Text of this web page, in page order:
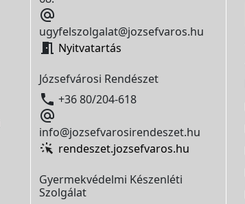

ugyfelszolgalat@jozsefvaros.hu
 Nyitvatartás
Józsefvárosi Rendészet
 +36 80/204-618

info@jozsefvarosirendeszet.hu
rendeszet.jozsefvaros.hu
Gyermekvédelmi Készenléti
Szolgálat